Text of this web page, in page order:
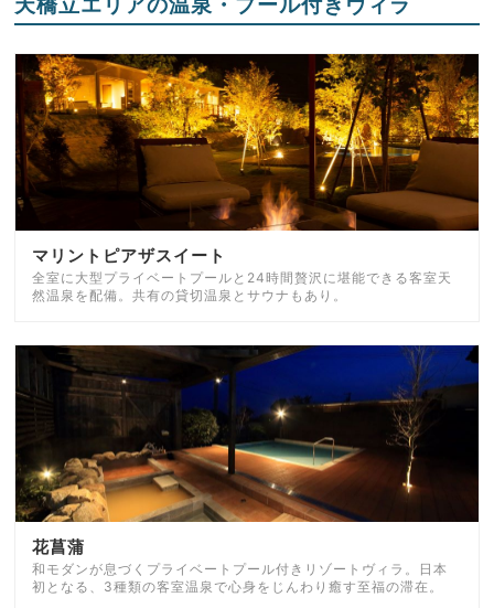
マリントピアザスイート
全室に大型プライベートプールと24時間贅沢に堪能できる客室天
然温泉を配備。共有の貸切温泉とサウナもあり。
花菖蒲
和モダンが息づくプライベートプール付きリゾートヴィラ。日本
初となる、3種類の客室温泉で心身をじんわり癒す至福の滞在。